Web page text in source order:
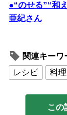
●“のせる”“和
亜紀さん
関連キーワ
レシピ
料理
この